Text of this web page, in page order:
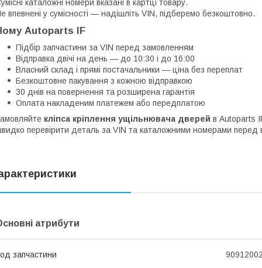
каталожні номери вказані в картці товару.
впевнені у сумісності — надішліть VIN, підберемо безкоштовно.
Autoparts IF
Підбір запчастини за VIN перед замовленням
Відправка двічі на день — до 10:30 і до 16:00
Власний склад і прямі постачальники — ціна без переплат
Безкоштовне пакування з кожною відправкою
30 днів на повернення та розширена гарантія
Оплата накладеним платежем або передплатою
кліпса кріплення ущільнювача дверей в Autoparts
перевірити деталь за VIN та каталожними номерами перед
атрибути
запчастини